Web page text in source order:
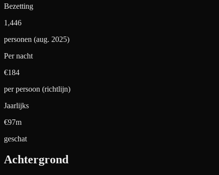
Bezetting
1,446
personen (aug. 2025)
Per nacht
€184
per persoon (richtlijn)
Jaarlijks
€97m
geschat
Achtergrond